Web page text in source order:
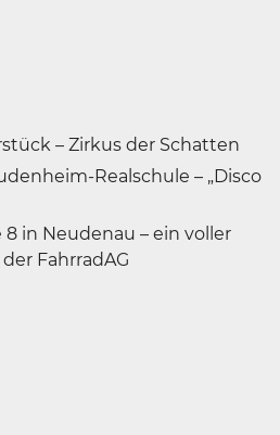
– Zirkus der Schatten
Realschule – „Disco
in Neudenau – ein voller
FahrradAG